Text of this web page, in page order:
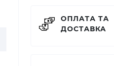
ОПЛАТА ТА
ДОСТАВКА